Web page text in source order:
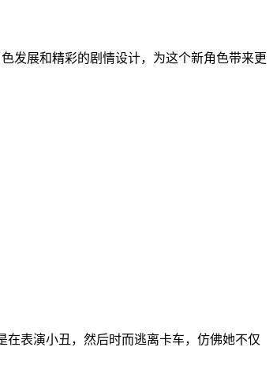
发展和精彩的剧情设计，为这个新角色带来更
表演小丑，然后时而逃离卡车，仿佛她不仅